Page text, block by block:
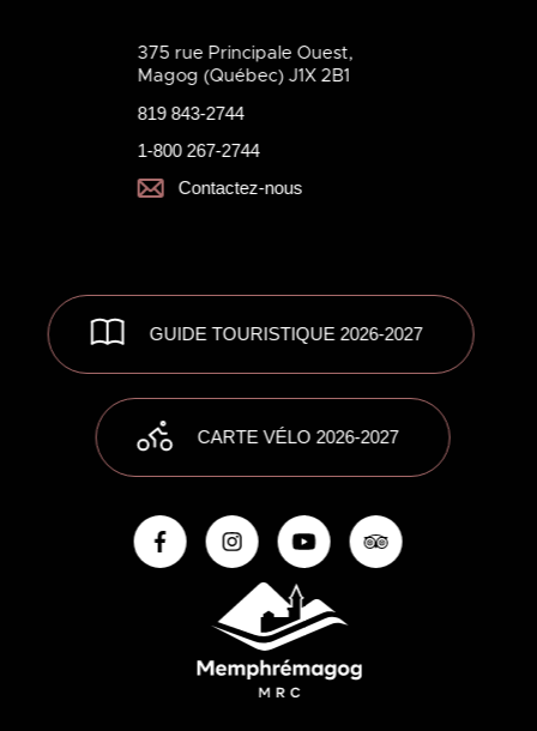
375 rue Principale Ouest,
Magog (Québec) J1X 2B1
819 843-2744
1-800 267-2744
Contactez-nous
GUIDE TOURISTIQUE 2026-2027
CARTE VÉLO 2026-2027